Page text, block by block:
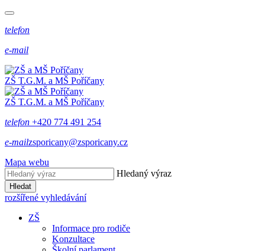
telefon
e-mail
ZŠ T.G.M. a MŠ Poříčany
ZŠ T.G.M. a MŠ Poříčany
telefon +420 774 491 254
e-mailzsporicany@zsporicany.cz
Mapa webu
Hledaný výraz
Hledat
rozšířené vyhledávání
ZŠ
Informace pro rodiče
Konzultace